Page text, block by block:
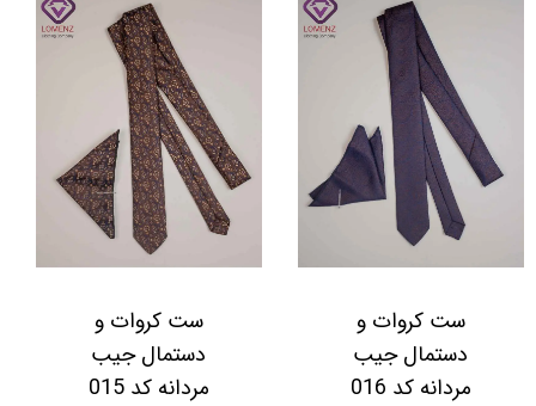
ست کروات و
دستمال جیب
مردانه کد 016
ست کروات و
دستمال جیب
مردانه کد 015